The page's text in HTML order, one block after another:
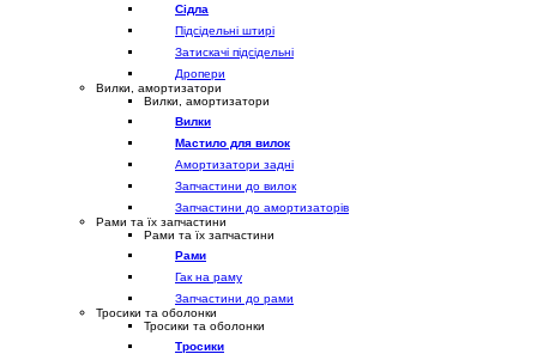
Сідла
Підсідельні штирі
Затискачі підсідельні
Дропери
Вилки, амортизатори
Вилки, амортизатори
Вилки
Мастило для вилок
Амортизатори задні
Запчастини до вилок
Запчастини до амортизаторів
Рами та їх запчастини
Рами та їх запчастини
Рами
Гак на раму
Запчастини до рами
Тросики та оболонки
Тросики та оболонки
Тросики